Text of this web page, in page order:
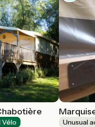
Vélo Unusual